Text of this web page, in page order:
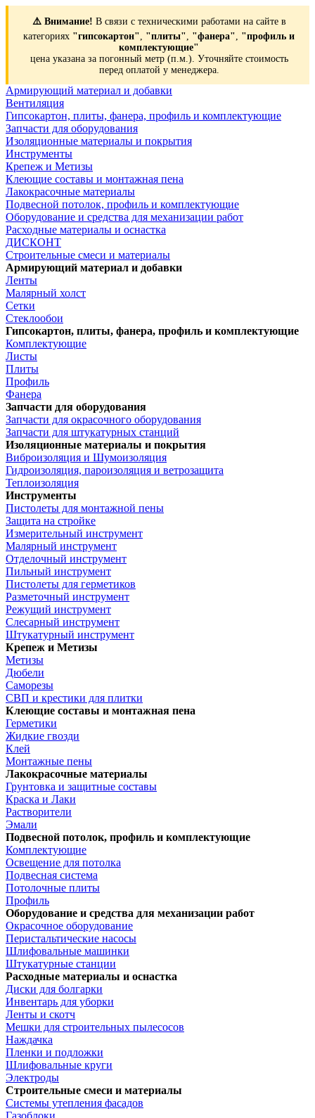
⚠️ Внимание! В связи с техническими работами на сайте в
категориях "гипсокартон", "плиты", "фанера", "профиль и
комплектующие"
цена указана за погонный метр (п.м.). Уточняйте стоимость
перед оплатой у менеджера.
Армирующий материал и добавки
Вентиляция
Гипсокартон, плиты, фанера, профиль и комплектующие
Запчасти для оборудования
Изоляционные материалы и покрытия
Инструменты
Крепеж и Метизы
Клеющие составы и монтажная пена
Лакокрасочные материалы
Подвесной потолок, профиль и комплектующие
Оборудование и средства для механизации работ
Расходные материалы и оснастка
ДИСКОНТ
Строительные смеси и материалы
Армирующий материал и добавки
Ленты
Малярный холст
Сетки
Стеклообои
Гипсокартон, плиты, фанера, профиль и комплектующие
Комплектующие
Листы
Плиты
Профиль
Фанера
Запчасти для оборудования
Запчасти для окрасочного оборудования
Запчасти для штукатурных станций
Изоляционные материалы и покрытия
Виброизоляция и Шумоизоляция
Гидроизоляция, пароизоляция и ветрозащита
Теплоизоляция
Инструменты
Пистолеты для монтажной пены
Защита на стройке
Измерительный инструмент
Малярный инструмент
Отделочный инструмент
Пильный инструмент
Пистолеты для герметиков
Разметочный инструмент
Режущий инструмент
Слесарный инструмент
Штукатурный инструмент
Крепеж и Метизы
Метизы
Дюбели
Саморезы
СВП и крестики для плитки
Клеющие составы и монтажная пена
Герметики
Жидкие гвозди
Клей
Монтажные пены
Лакокрасочные материалы
Грунтовка и защитные составы
Краска и Лаки
Растворители
Эмали
Подвесной потолок, профиль и комплектующие
Комплектующие
Освещение для потолка
Подвесная система
Потолочные плиты
Профиль
Оборудование и средства для механизации работ
Окрасочное оборудование
Перистальтические насосы
Шлифовальные машинки
Штукатурные станции
Расходные материалы и оснастка
Диски для болгарки
Инвентарь для уборки
Ленты и скотч
Мешки для строительных пылесосов
Наждачка
Пленки и подложки
Шлифовальные круги
Электроды
Строительные смеси и материалы
Системы утепления фасадов
Газоблоки